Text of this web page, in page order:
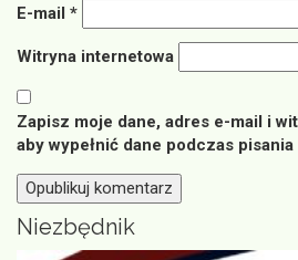
E-mail *
Witryna internetowa
Zapisz moje dane, adres e-mail i
aby wypełnić dane podczas
Niezbędnik